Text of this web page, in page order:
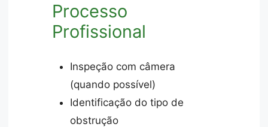
Processo
Profissional
Inspeção com câmera
(quando possível)
Identificação do tipo de
obstrução